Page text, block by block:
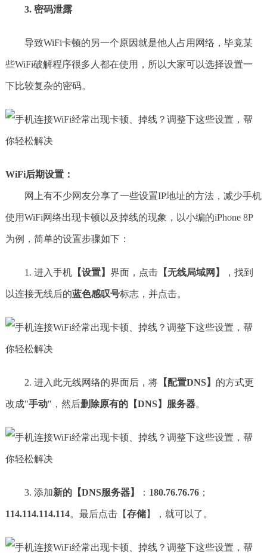
3. 密码泄露
导致WiFi卡顿的另一个原因就是他人占用网络，毕竟某
些WiFi破解程序很多人都在使用，所以大家可以选择设置一
下比较复杂的密码。
WiFi后期设置：
网上有不少网友分享了一些设置IP地址的方法，减少手机
使用WiFi网络出现卡顿以及掉线的现象，以小编的iPhone 8P
为例，简单的设置步骤如下：
1. 进入手机【设置】 界面，点击【无线局域网】 ，找到
以连接无线后的蓝色感叹号标志，并点击。
2. 进入此无线网络的界面后，将【配置DNS】 的方式更
改成"手动"，然后删除原有的【DNS】服务器。
3. 添加新的【DNS服务器】 ： 180.76.76.76；
114.114.114.114。最后点击【存储】，就可以了。